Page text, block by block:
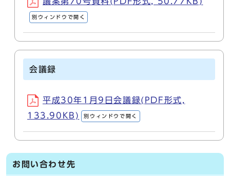
別ウィンドウで開く
会議録
平成30年1月9日会議録(PDF形式,
133.90KB)
別ウィンドウで開く
お問い合わせ先